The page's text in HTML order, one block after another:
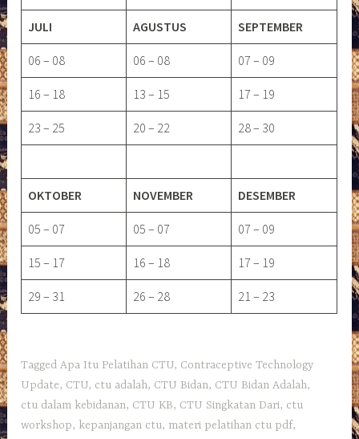
JULI AGUSTUS SEPTEMBER
06 – 08 06 – 08 07 – 09
16 – 18 13 – 15 17 – 19
23 – 25 20 – 22 28 – 30
OKTOBER NOVEMBER DESEMBER
05 – 07 05 – 07 07 – 09
15 – 17 16 – 18 17 – 19
29 – 31 26 – 28 21 – 23
TaggedApa Itu Pelatihan CTU, Contraceptive Technology
Update, CTU, ctu adalah, CTU Bidan, CTU Bidan Adalah,
ctu dalam kebidanan, CTU KB, CTU Singkatan Dari, ctu
workshop, kepanjangan ctu, materi pelatihan ctu pdf,